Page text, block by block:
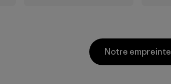
Notre empreinte